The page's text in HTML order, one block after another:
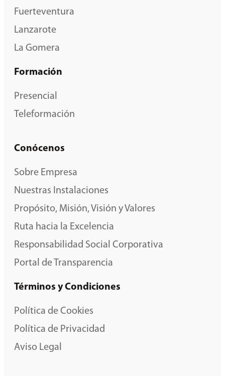
Fuerteventura
Lanzarote
La Gomera
Formación
Presencial
Teleformación
Conócenos
Sobre Empresa
Nuestras Instalaciones
Propósito, Misión, Visión y Valores
Ruta hacia la Excelencia
Responsabilidad Social Corporativa
Portal de Transparencia
Términos y Condiciones
Política de Cookies
Política de Privacidad
Aviso Legal